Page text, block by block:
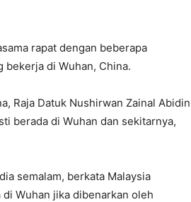
rapat dengan beberapa
bekerja di Wuhan, China.
Raja Datuk Nushirwan Zainal Abidin
berada di Wuhan dan sekitarnya,
semalam, berkata Malaysia
Wuhan jika dibenarkan oleh